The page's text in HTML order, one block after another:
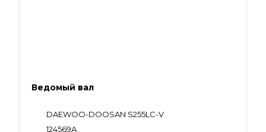
Ведомый вал
DAEWOO-DOOSAN S255LC-V
124569A